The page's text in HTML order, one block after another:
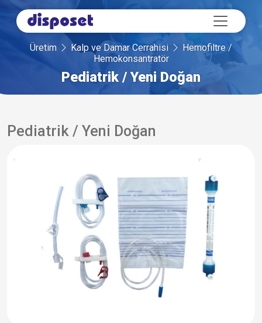
Üretim Kalp ve Damar Cerrahisi
Hemofiltre /
Hemokonsantratör
Pediatrik / Yeni Doğan
Pediatrik / Yeni Doğan